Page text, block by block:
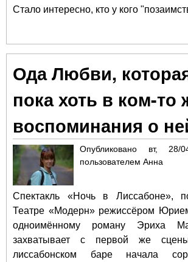
Стало интересно, кто у кого
Ода Любви,
пока хоть в ком-то
воспоминания о
Опубликовано вт, 28/
пользователем Анна
Спектакль «Ночь в Лиссабоне»,
Театре «Модерн» режиссёром
одноимённому роману Эриха
захватывает с первой же
лиссабонском баре начала